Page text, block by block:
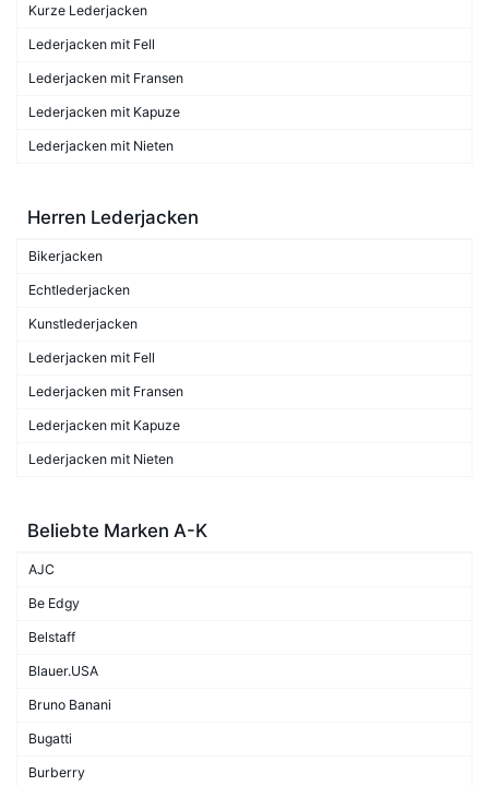
Kurze Lederjacken
Lederjacken mit Fell
Lederjacken mit Fransen
Lederjacken mit Kapuze
Lederjacken mit Nieten
Herren Lederjacken
Bikerjacken
Echtlederjacken
Kunstlederjacken
Lederjacken mit Fell
Lederjacken mit Fransen
Lederjacken mit Kapuze
Lederjacken mit Nieten
Beliebte Marken A-K
AJC
Be Edgy
Belstaff
Blauer.USA
Bruno Banani
Bugatti
Burberry